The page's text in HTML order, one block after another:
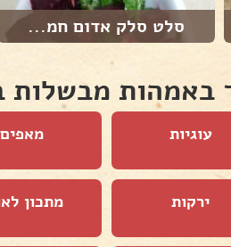
סלט סלק אדום חמ...
באמהות מבשלות
עוגיות מאפים
ירקות מתכון